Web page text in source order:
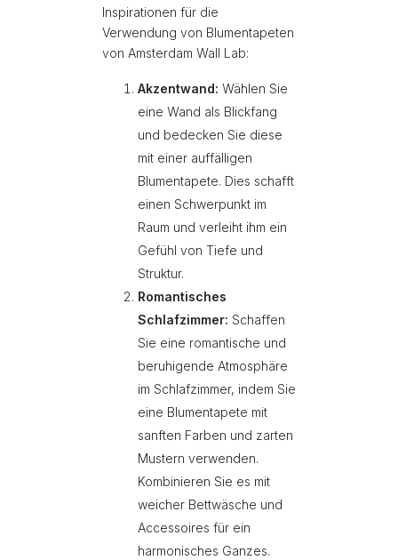
Inspirationen für die
Verwendung von Blumentapeten
von Amsterdam Wall Lab:
Akzentwand: Wählen Sie
eine Wand als Blickfang
und bedecken Sie diese
mit einer auffälligen
Blumentapete. Dies schafft
einen Schwerpunkt im
Raum und verleiht ihm ein
Gefühl von Tiefe und
Struktur.
Romantisches
Schlafzimmer: Schaffen
Sie eine romantische und
beruhigende Atmosphäre
im Schlafzimmer, indem Sie
eine Blumentapete mit
sanften Farben und zarten
Mustern verwenden.
Kombinieren Sie es mit
weicher Bettwäsche und
Accessoires für ein
harmonisches Ganzes.